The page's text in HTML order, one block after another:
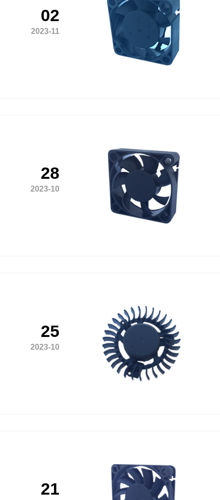
02
2023-11
28
2023-10
25
2023-10
21